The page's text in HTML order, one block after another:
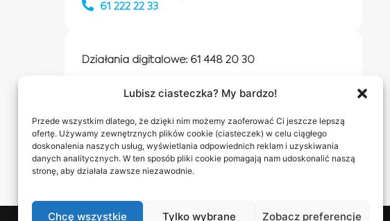
Lubisz ciasteczka? My bardzo!
Przede wszystkim dlatego, że dzięki nim możemy zaoferować Ci jeszcze lepszą
ofertę. Używamy zewnętrznych plików cookie (ciasteczek) w celu ciągłego
doskonalenia naszych usług, wyświetlania odpowiednich reklam i uzyskiwania
danych analitycznych. W ten sposób pliki cookie pomagają nam udoskonalić naszą
stronę, aby działała zawsze niezawodnie.
Chcę wszystkie Tylko wybrane Zobacz preferencje
61 222 22 33
Działania digitalowe: 61 448 20 30
Salony INEA Napisz do nas